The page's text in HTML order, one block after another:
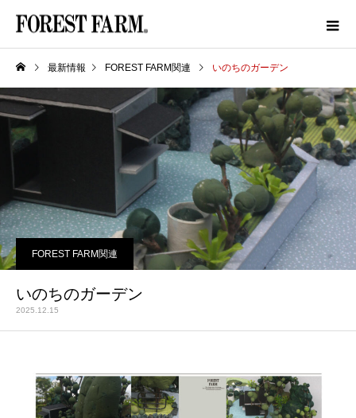
最新情報 FOREST FARM関連 いのちのガーデン
FOREST FARM関連
いのちのガーデン
2025.12.15